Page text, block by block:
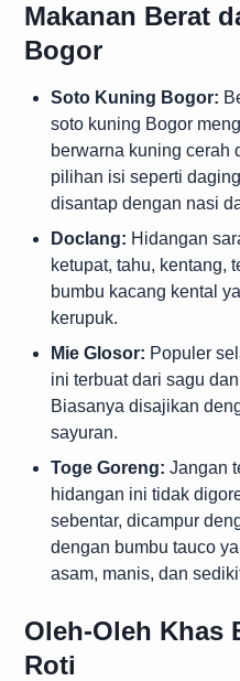
Makanan Berat
Bogor
Soto Kuning Bogor:
soto kuning Bogor
berwarna kuning cerah
pilihan isi seperti
disantap dengan nasi
Doclang: Hidangan
ketupat, tahu, kentang,
bumbu kacang kental
kerupuk.
Mie Glosor: Populer
ini terbuat dari sagu
Biasanya disajikan
sayuran.
Toge Goreng: Jangan
hidangan ini tidak
sebentar, dicampur
dengan bumbu tauco
asam, manis, dan
Oleh-Oleh Khas
Roti